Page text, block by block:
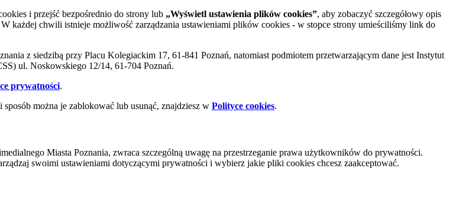
i przejść bezpośrednio do strony lub „Wyświetl ustawienia plików cookies”, aby zobaczyć szczegółowy opis
każdej chwili istnieje możliwość zarządzania ustawieniami plików cookies - w stopce strony umieściliśmy link do
z siedzibą przy Placu Kolegiackim 17, 61-841 Poznań, natomiast podmiotem przetwarzającym dane jest Instytut
ul. Noskowskiego 12/14, 61-704 Poznań.
prywatności.
można je zablokować lub usunąć, znajdziesz w Polityce cookies.
Miasta Poznania, zwraca szczególną uwagę na przestrzeganie prawa użytkowników do prywatności.
swoimi ustawieniami dotyczącymi prywatności i wybierz jakie pliki cookies chcesz zaakceptować.